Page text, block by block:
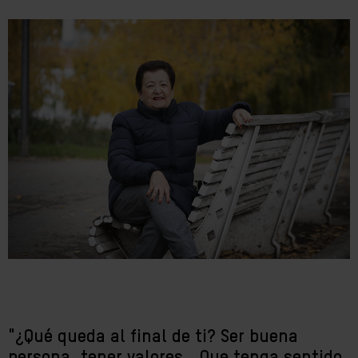
"¿Qué queda al final de ti? Ser buena